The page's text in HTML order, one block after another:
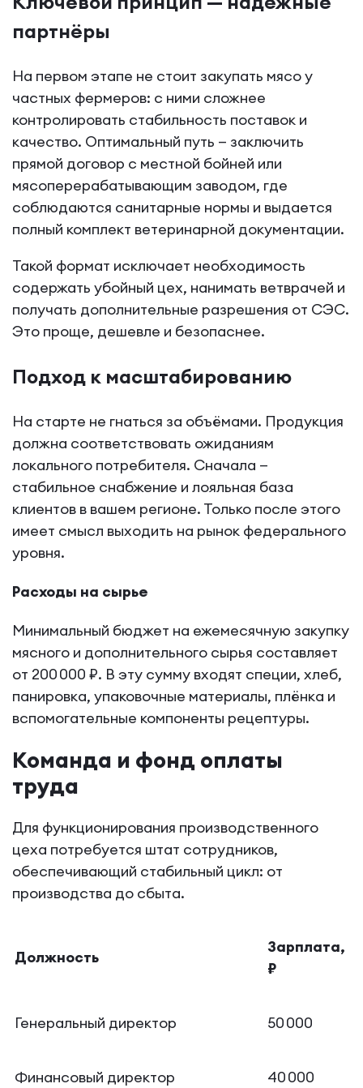
партнёры
На первом этапе не стоит закупать мясо у
частных фермеров: с ними сложнее
контролировать стабильность поставок и
качество. Оптимальный путь — заключить
прямой договор с местной бойней или
мясоперерабатывающим заводом, где
соблюдаются санитарные нормы и выдается
полный комплект ветеринарной документации.
Такой формат исключает необходимость
содержать убойный цех, нанимать ветврачей и
получать дополнительные разрешения от СЭС.
Это проще, дешевле и безопаснее.
Подход к масштабированию
На старте не гнаться за объёмами. Продукция
должна соответствовать ожиданиям
локального потребителя. Сначала —
стабильное снабжение и лояльная база
клиентов в вашем регионе. Только после этого
имеет смысл выходить на рынок федерального
уровня.
Расходы на сырье
Минимальный бюджет на ежемесячную закупку
мясного и дополнительного сырья составляет
от 200 000 ₽. В эту сумму входят специи, хлеб,
панировка, упаковочные материалы, плёнка и
вспомогательные компоненты рецептуры.
Команда и фонд оплаты
труда
Для функционирования производственного
цеха потребуется штат сотрудников,
обеспечивающий стабильный цикл: от
производства до сбыта.
Должность
Зарплата,
₽
Генеральный директор 50 000
Финансовый директор 40 000